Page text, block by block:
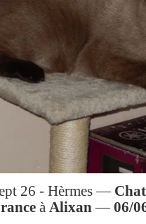
26 - Hèrmes —
à Alixan —06/